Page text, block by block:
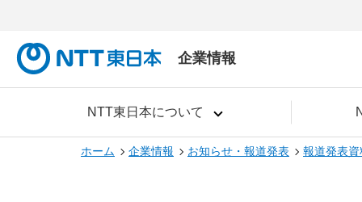
企業情報
NTT東日本について
ホーム 企業情報 お知らせ・報道発表 報道発表資